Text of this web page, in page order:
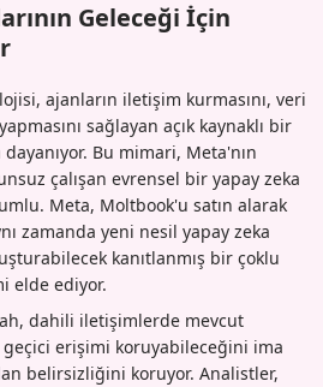
Geleceği İçin
ajanların iletişim kurmasını, veri
sağlayan açık kaynaklı bir
Bu mimari, Meta'nın
çalışan evrensel bir yapay zeka
Meta, Moltbook'u satın alarak
zamanda yeni nesil yapay zeka
kanıtlanmış bir çoklu
elde ediyor.
dahili iletişimlerde mevcut
geçici erişimi koruyabileceğini ima
belirsizliğini koruyor. Analistler,